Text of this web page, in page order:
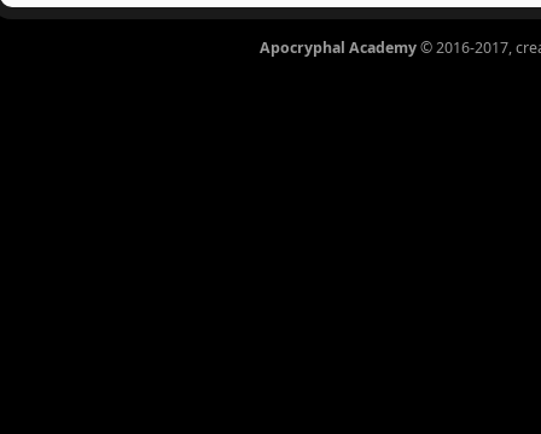
Apocryphal Academy© 2016-2017,